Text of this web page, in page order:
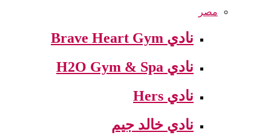
مصر
نادي Brave Heart Gym
نادي H2O Gym & Spa
نادي Hers
نادي خالد جيم